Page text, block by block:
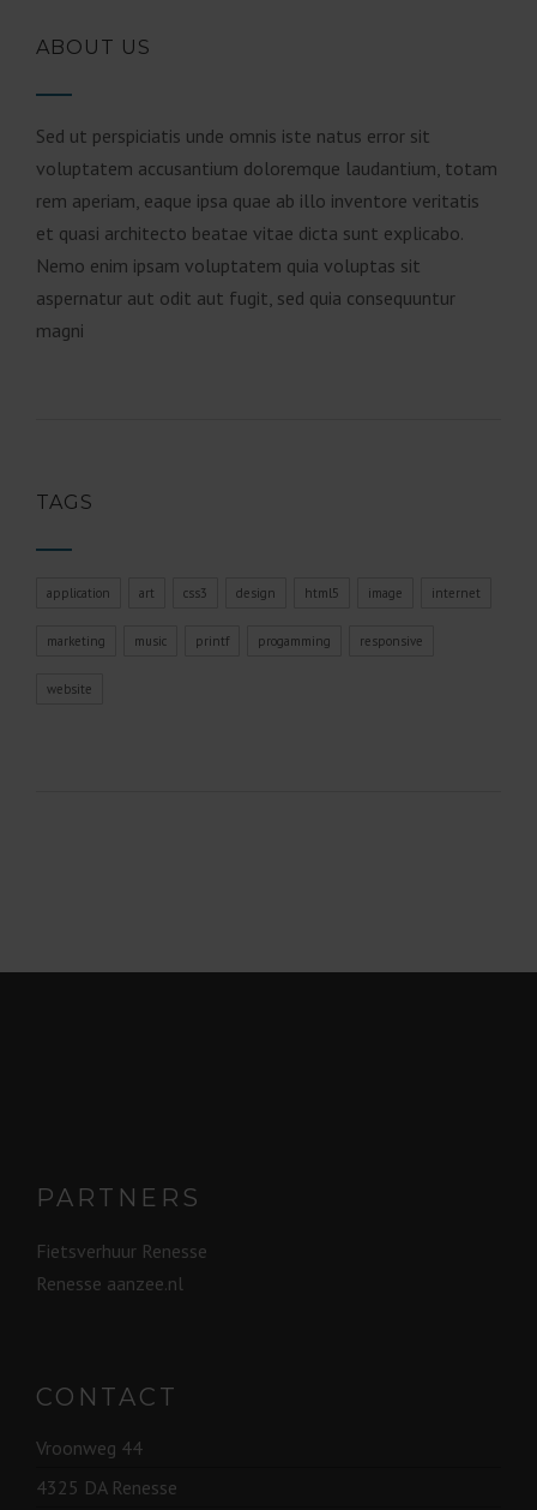
ABOUT US
Sed ut perspiciatis unde omnis iste natus error sit
voluptatem accusantium doloremque laudantium, totam
rem aperiam, eaque ipsa quae ab illo inventore veritatis
et quasi architecto beatae vitae dicta sunt explicabo.
Nemo enim ipsam voluptatem quia voluptas sit
aspernatur aut odit aut fugit, sed quia consequuntur
magni
TAGS
application art css3 design html5 image internet
marketing music printf progamming responsive
website
PARTNERS
Fietsverhuur Renesse
Renesse aanzee.nl
CONTACT
Vroonweg 44
4325 DA Renesse